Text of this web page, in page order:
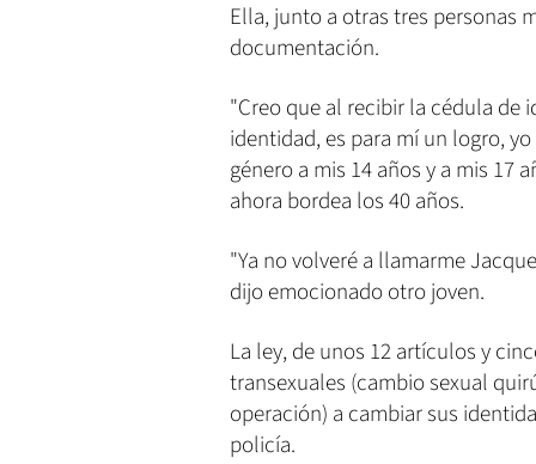
Ella, junto a otras tres personas
documentación.
"Creo que al recibir la cédula de
identidad, es para mí un logro,
género a mis 14 años y a mis 17
ahora bordea los 40 años.
"Ya no volveré a llamarme
dijo emocionado otro joven.
La ley, de unos 12 artículos y
transexuales (cambio sexual
operación) a cambiar sus
policía.